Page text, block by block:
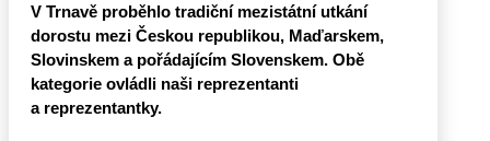
V Trnavě proběhlo tradiční mezistátní utkání
dorostu mezi Českou republikou, Maďarskem,
Slovinskem a pořádajícím Slovenskem. Obě
kategorie ovládli naši reprezentanti
a reprezentantky.